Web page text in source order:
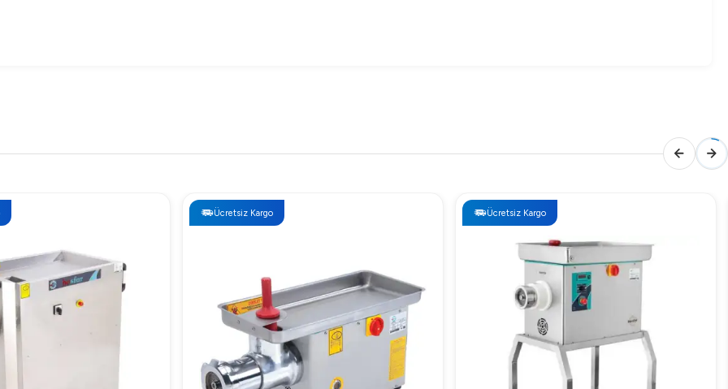
işlemek için uygundur.
kolaydır. Ayrıca, ileri-geri çalışma sistemi tıkanmaları önceden çözerek, bakım süresini minimuma indirir.
tutarak uzun süreli çalışmalar için motoru serin tutar.
Ücretsiz Kargo Ücretsiz Kargo